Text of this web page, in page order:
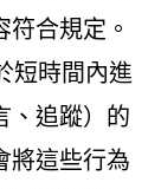
合規定。
短時間內進
、追蹤）的
將這些行為